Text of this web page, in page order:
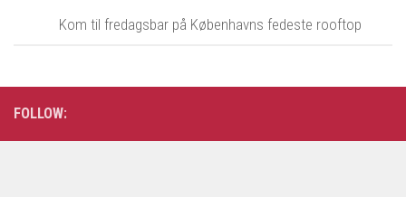
Kom til fredagsbar på Københavns fedeste rooftop
FOLLOW: